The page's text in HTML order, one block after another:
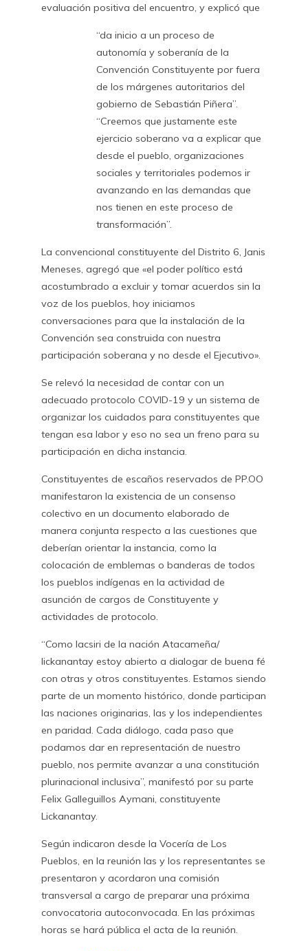
evaluación positiva del encuentro, y explicó que
“da inicio a un proceso de
autonomía y soberanía de la
Convención Constituyente por fuera
de los márgenes autoritarios del
gobierno de Sebastián Piñera”.
“Creemos que justamente este
ejercicio soberano va a explicar que
desde el pueblo, organizaciones
sociales y territoriales podemos ir
avanzando en las demandas que
nos tienen en este proceso de
transformación”.
La convencional constituyente del Distrito 6, Janis
Meneses, agregó que «el poder político está
acostumbrado a excluir y tomar acuerdos sin la
voz de los pueblos, hoy iniciamos
conversaciones para que la instalación de la
Convención sea construida con nuestra
participación soberana y no desde el Ejecutivo».
Se relevó la necesidad de contar con un
adecuado protocolo COVID-19 y un sistema de
organizar los cuidados para constituyentes que
tengan esa labor y eso no sea un freno para su
participación en dicha instancia.
Constituyentes de escaños reservados de PP.OO
manifestaron la existencia de un consenso
colectivo en un documento elaborado de
manera conjunta respecto a las cuestiones que
deberían orientar la instancia, como la
colocación de emblemas o banderas de todos
los pueblos indígenas en la actividad de
asunción de cargos de Constituyente y
actividades de protocolo.
“Como lacsiri de la nación Atacameña/
lickanantay estoy abierto a dialogar de buena fé
con otras y otros constituyentes. Estamos siendo
parte de un momento histórico, donde participan
las naciones originarias, las y los independientes
en paridad. Cada diálogo, cada paso que
podamos dar en representación de nuestro
pueblo, nos permite avanzar a una constitución
plurinacional inclusiva”, manifestó por su parte
Felix Galleguillos Aymani, constituyente
Lickanantay.
Según indicaron desde la Vocería de Los
Pueblos, en la reunión las y los representantes se
presentaron y acordaron una comisión
transversal a cargo de preparar una próxima
convocatoria autoconvocada. En las próximas
horas se hará pública el acta de la reunión.